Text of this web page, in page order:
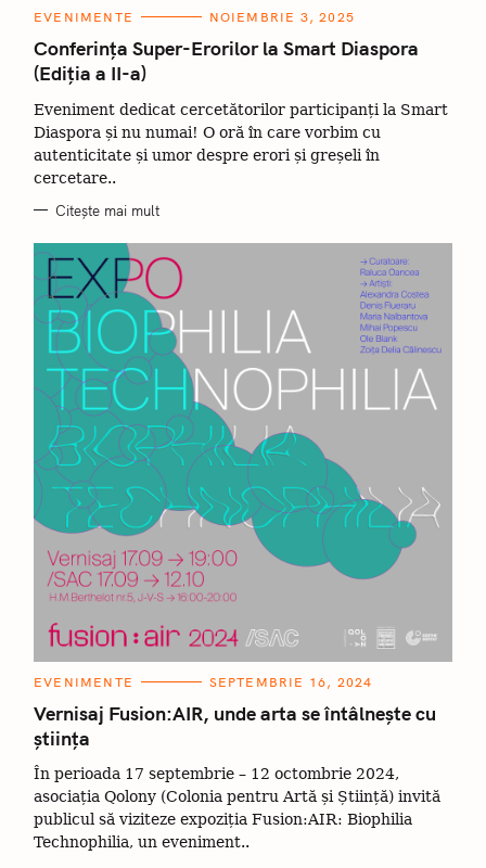
C
T
E
G
O
R
I
I
EVENIMENTE NOIEMBRIE 3, 2025
Conferința Super-Erorilor la Smart Diaspora
(Ediția a II-a)
Eveniment dedicat cercetătorilor participanți la Smart
Diaspora și nu numai! O oră în care vorbim cu
autenticitate și umor despre erori și greșeli în
cercetare..
Citește mai mult
C
T
E
G
O
R
I
I
EVENIMENTE SEPTEMBRIE 16, 2024
Vernisaj Fusion:AIR, unde arta se întâlnește cu
știința
În perioada 17 septembrie – 12 octombrie 2024,
asociația Qolony (Colonia pentru Artă și Știință) invită
publicul să viziteze expoziția Fusion:AIR: Biophilia
Technophilia, un eveniment..